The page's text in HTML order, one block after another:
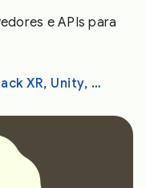
e APIs para
Desenvolver com o SDK Jetpack XR, Unity, OpenXR ou WebXR